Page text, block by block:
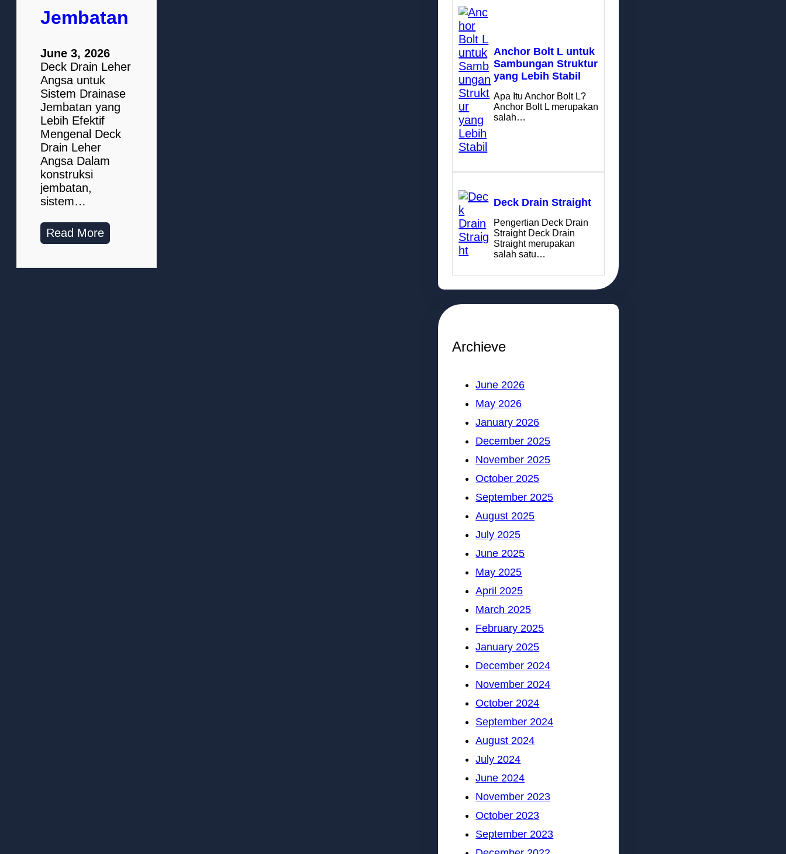
Jembatan
June 3, 2026
Deck Drain Leher
Angsa untuk
Sistem Drainase
Jembatan yang
Lebih Efektif
Mengenal Deck
Drain Leher
Angsa Dalam
konstruksi
jembatan,
sistem…
Read More
Anchor Bolt L untuk
Sambungan Struktur
yang Lebih Stabil
Apa Itu Anchor Bolt L?
Anchor Bolt L merupakan
salah…
Deck Drain Straight
Pengertian Deck Drain
Straight Deck Drain
Straight merupakan
salah satu…
Archieve
June 2026
May 2026
January 2026
December 2025
November 2025
October 2025
September 2025
August 2025
July 2025
June 2025
May 2025
April 2025
March 2025
February 2025
January 2025
December 2024
November 2024
October 2024
September 2024
August 2024
July 2024
June 2024
November 2023
October 2023
September 2023